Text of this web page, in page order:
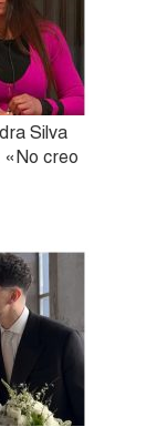
Silva
«No creo